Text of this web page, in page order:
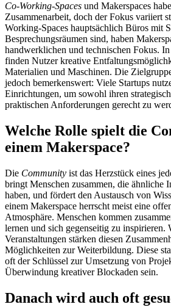
Co-Working-Spaces und Makerspaces
Zusammenarbeit, doch der Fokus variiert
Working-Spaces hauptsächlich Büros mit
Besprechungsräumen sind, haben
handwerklichen und technischen Fokus.
finden Nutzer kreative
Materialien und Maschinen. Die
jedoch bemerkenswert: Viele Startups
Einrichtungen, um sowohl ihren
praktischen Anforderungen gerecht zu
Welche Rolle spielt die
einem Makerspace?
Die Community ist das Herzstück eines
bringt Menschen zusammen, die ähnliche
haben, und fördert den Austausch von
einem Makerspace herrscht meist eine
Atmosphäre. Menschen kommen
lernen und sich gegenseitig zu inspirieren.
Veranstaltungen stärken diesen
Möglichkeiten zur Weiterbildung. Diese
oft der Schlüssel zur Umsetzung von
Überwindung kreativer Blockaden sein.
Danach wird auch oft